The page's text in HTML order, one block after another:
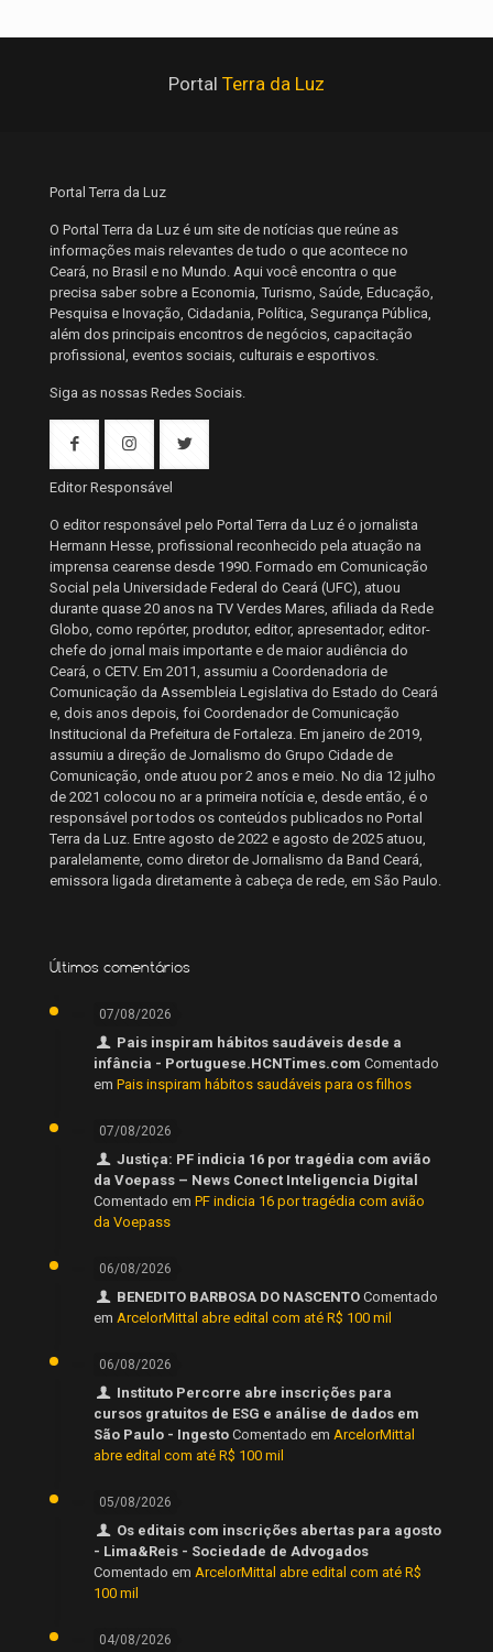
Portal Terra da Luz
Portal Terra da Luz
O Portal Terra da Luz é um site de notícias que reúne as
informações mais relevantes de tudo o que acontece no
Ceará, no Brasil e no Mundo. Aqui você encontra o que
precisa saber sobre a Economia, Turismo, Saúde, Educação,
Pesquisa e Inovação, Cidadania, Política, Segurança Pública,
além dos principais encontros de negócios, capacitação
profissional, eventos sociais, culturais e esportivos.
Siga as nossas Redes Sociais.
Editor Responsável
O editor responsável pelo Portal Terra da Luz é o jornalista
Hermann Hesse, profissional reconhecido pela atuação na
imprensa cearense desde 1990. Formado em Comunicação
Social pela Universidade Federal do Ceará (UFC), atuou
durante quase 20 anos na TV Verdes Mares, afiliada da Rede
Globo, como repórter, produtor, editor, apresentador, editor-
chefe do jornal mais importante e de maior audiência do
Ceará, o CETV. Em 2011, assumiu a Coordenadoria de
Comunicação da Assembleia Legislativa do Estado do Ceará
e, dois anos depois, foi Coordenador de Comunicação
Institucional da Prefeitura de Fortaleza. Em janeiro de 2019,
assumiu a direção de Jornalismo do Grupo Cidade de
Comunicação, onde atuou por 2 anos e meio. No dia 12 julho
de 2021 colocou no ar a primeira notícia e, desde então, é o
responsável por todos os conteúdos publicados no Portal
Terra da Luz. Entre agosto de 2022 e agosto de 2025 atuou,
paralelamente, como diretor de Jornalismo da Band Ceará,
emissora ligada diretamente à cabeça de rede, em São Paulo.
Últimos comentários
07/08/2026
Pais inspiram hábitos saudáveis desde a
infância - Portuguese.HCNTimes.com Comentado
em Pais inspiram hábitos saudáveis para os filhos
07/08/2026
Justiça: PF indicia 16 por tragédia com avião
da Voepass – News Conect Inteligencia Digital
Comentado em PF indicia 16 por tragédia com avião
da Voepass
06/08/2026
BENEDITO BARBOSA DO NASCENTO Comentado
em ArcelorMittal abre edital com até R$ 100 mil
06/08/2026
Instituto Percorre abre inscrições para
cursos gratuitos de ESG e análise de dados em
São Paulo - Ingesto Comentado em ArcelorMittal
abre edital com até R$ 100 mil
05/08/2026
Os editais com inscrições abertas para agosto
- Lima&Reis - Sociedade de Advogados
Comentado em ArcelorMittal abre edital com até R$
100 mil
04/08/2026